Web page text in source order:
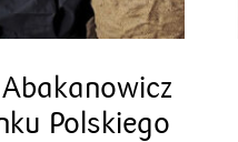
Polskiego